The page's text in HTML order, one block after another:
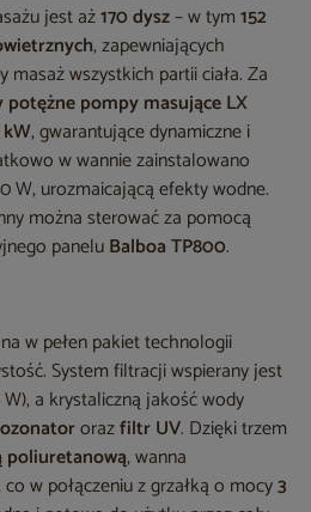
jest aż170 dysz– w tym152
, zapewniających
wszystkich partii ciała. Za
potężne pompy masujące LX
, gwarantujące dynamiczne i
w wannie zainstalowano
W, urozmaicającą efekty wodne.
można sterować za pomocą
paneluBalboa TP800.
w pełen pakiet technologii
System filtracji wspierany jest
W), a krystaliczną jakość wody
ozonatororazfiltr UV. Dzięki trzem
poliuretanową, wanna
w połączeniu z grzałką o mocy3